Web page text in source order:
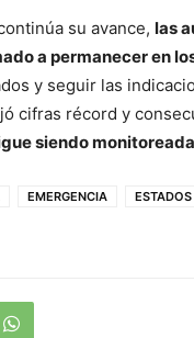
su avance, las
a permanecer en
y seguir las
cifras récord y
siendo
EMERGENCIA